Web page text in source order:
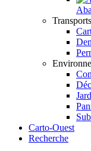
Carto-Ouest
Recherche